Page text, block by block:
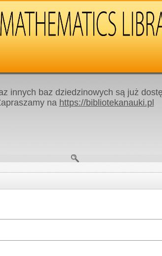
innych baz dziedzinowych są już
na https://bibliotekanauki.pl